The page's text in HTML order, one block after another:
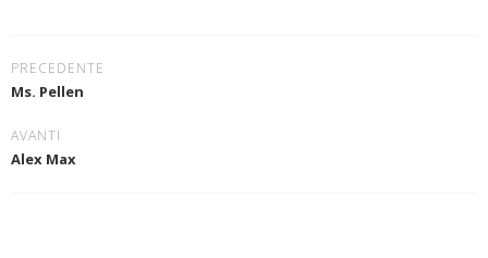
PRECEDENTE
Ms. Pellen
AVANTI
Alex Max